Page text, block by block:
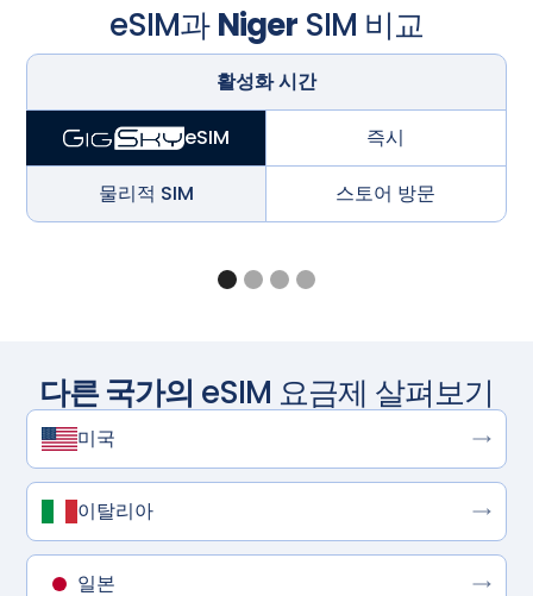
eSIM과NigerSIM 비교
활성화 시간
eSIM 즉시
물리적 SIM 스토어 방문
다른 국가의 eSIM 요금제 살펴보기
미국
이탈리아
일본